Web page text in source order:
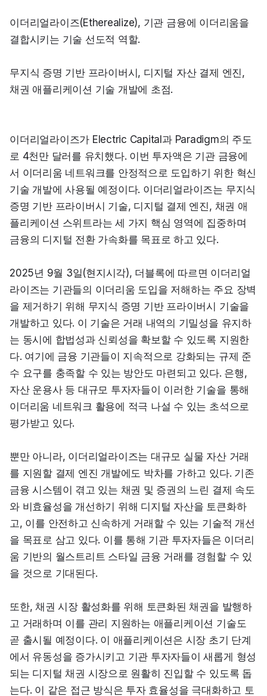
이더리얼라이즈(Etherealize), 기관 금융에 이더리움을
결합시키는 기술 선도적 역할.
무지식 증명 기반 프라이버시, 디지털 자산 결제 엔진,
채권 애플리케이션 기술 개발에 초점.
이더리얼라이즈가 Electric Capital과 Paradigm의 주도
로 4천만 달러를 유치했다. 이번 투자액은 기관 금융에
서 이더리움 네트워크를 안정적으로 도입하기 위한 혁신
기술 개발에 사용될 예정이다. 이더리얼라이즈는 무지식
증명 기반 프라이버시 기술, 디지털 결제 엔진, 채권 애
플리케이션 스위트라는 세 가지 핵심 영역에 집중하며
금융의 디지털 전환 가속화를 목표로 하고 있다.
2025년 9월 3일(현지시각), 더블록에 따르면 이더리얼
라이즈는 기관들의 이더리움 도입을 저해하는 주요 장벽
을 제거하기 위해 무지식 증명 기반 프라이버시 기술을
개발하고 있다. 이 기술은 거래 내역의 기밀성을 유지하
는 동시에 합법성과 신뢰성을 확보할 수 있도록 지원한
다. 여기에 금융 기관들이 지속적으로 강화되는 규제 준
수 요구를 충족할 수 있는 방안도 마련되고 있다. 은행,
자산 운용사 등 대규모 투자자들이 이러한 기술을 통해
이더리움 네트워크 활용에 적극 나설 수 있는 초석으로
평가받고 있다.
뿐만 아니라, 이더리얼라이즈는 대규모 실물 자산 거래
를 지원할 결제 엔진 개발에도 박차를 가하고 있다. 기존
금융 시스템이 겪고 있는 채권 및 증권의 느린 결제 속도
와 비효율성을 개선하기 위해 디지털 자산을 토큰화하
고, 이를 안전하고 신속하게 거래할 수 있는 기술적 개선
을 목표로 삼고 있다. 이를 통해 기관 투자자들은 이더리
움 기반의 월스트리트 스타일 금융 거래를 경험할 수 있
을 것으로 기대된다.
또한, 채권 시장 활성화를 위해 토큰화된 채권을 발행하
고 거래하며 이를 관리 지원하는 애플리케이션 기술도
곧 출시될 예정이다. 이 애플리케이션은 시장 초기 단계
에서 유동성을 증가시키고 기관 투자자들이 새롭게 형성
되는 디지털 채권 시장으로 원활히 진입할 수 있도록 돕
는다. 이 같은 접근 방식은 투자 효율성을 극대화하고 토